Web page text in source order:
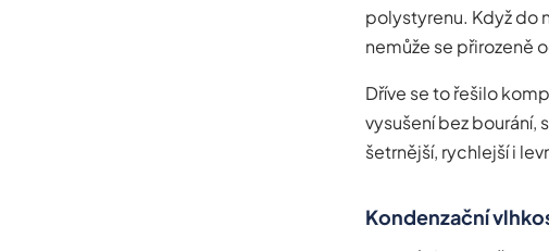
polystyrenu. Když do
nemůže se přirozeně
Dříve se to řešilo
vysušení bez bourání,
šetrnější, rychlejší i
Kondenzační